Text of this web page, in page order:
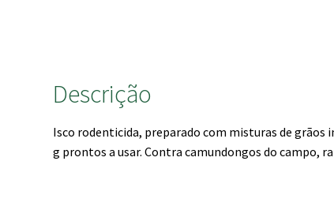
Descrição
Isco rodenticida, preparado com misturas de grãos
g prontos a usar. Contra camundongos do